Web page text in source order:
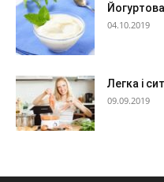
04.10.2019
Легка і
09.09.2019